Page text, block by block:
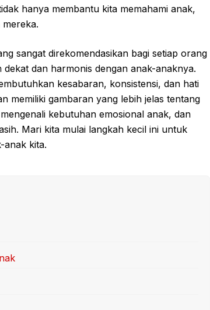
hanya membantu kita memahami anak,
sangat direkomendasikan bagi setiap orang
dan harmonis dengan anak-anaknya.
kesabaran, konsistensi, dan hati
memiliki gambaran yang lebih jelas tentang
kebutuhan emosional anak, dan
Mari kita mulai langkah kecil ini untuk
anak kita.